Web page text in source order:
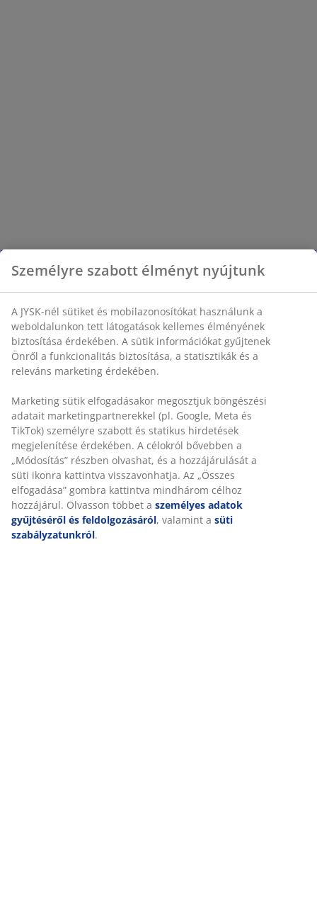
Személyre szabott élményt nyújtunk
A JYSK-nél sütiket és mobilazonosítókat használunk a
weboldalunkon tett látogatások kellemes élményének
biztosítása érdekében. A sütik információkat gyűjtenek
Önről a funkcionalitás biztosítása, a statisztikák és a
releváns marketing érdekében.
Marketing sütik elfogadásakor megosztjuk böngészési
adatait marketingpartnerekkel (pl. Google, Meta és
TikTok) személyre szabott és statikus hirdetések
megjelenítése érdekében. A célokról bővebben a
„Módosítás” részben olvashat, és a hozzájárulását a
süti ikonra kattintva visszavonhatja. Az „Összes
elfogadása” gombra kattintva mindhárom célhoz
hozzájárul. Olvasson többet a személyes adatok
gyűjtéséről és feldolgozásáról, valamint a süti
szabályzatunkról.